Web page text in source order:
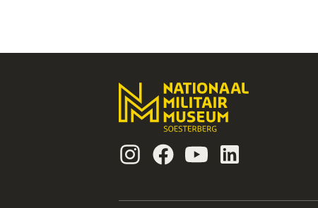
InstagramFacebookYoutube